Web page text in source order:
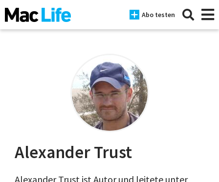
Abo testen
Tests
Alexander Trust
Alexander Trust ist Autor und leitete unter